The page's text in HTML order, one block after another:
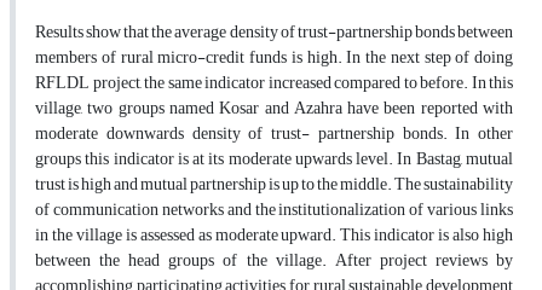
Results show that the average density of trust-partnership bonds between
members of rural micro-credit funds is high. In the next step of doing
RFLDL project, the same indicator increased compared to before. In this
village, two groups named Kosar and Azahra have been reported with
moderate downwards density of trust- partnership bonds. In other
groups this indicator is at its moderate upwards level. In Bastag, mutual
trust is high and mutual partnership is up to the middle. The sustainability
of communication networks and the institutionalization of various links
in the village is assessed as moderate upward. This indicator is also high
between the head groups of the village. After project reviews by